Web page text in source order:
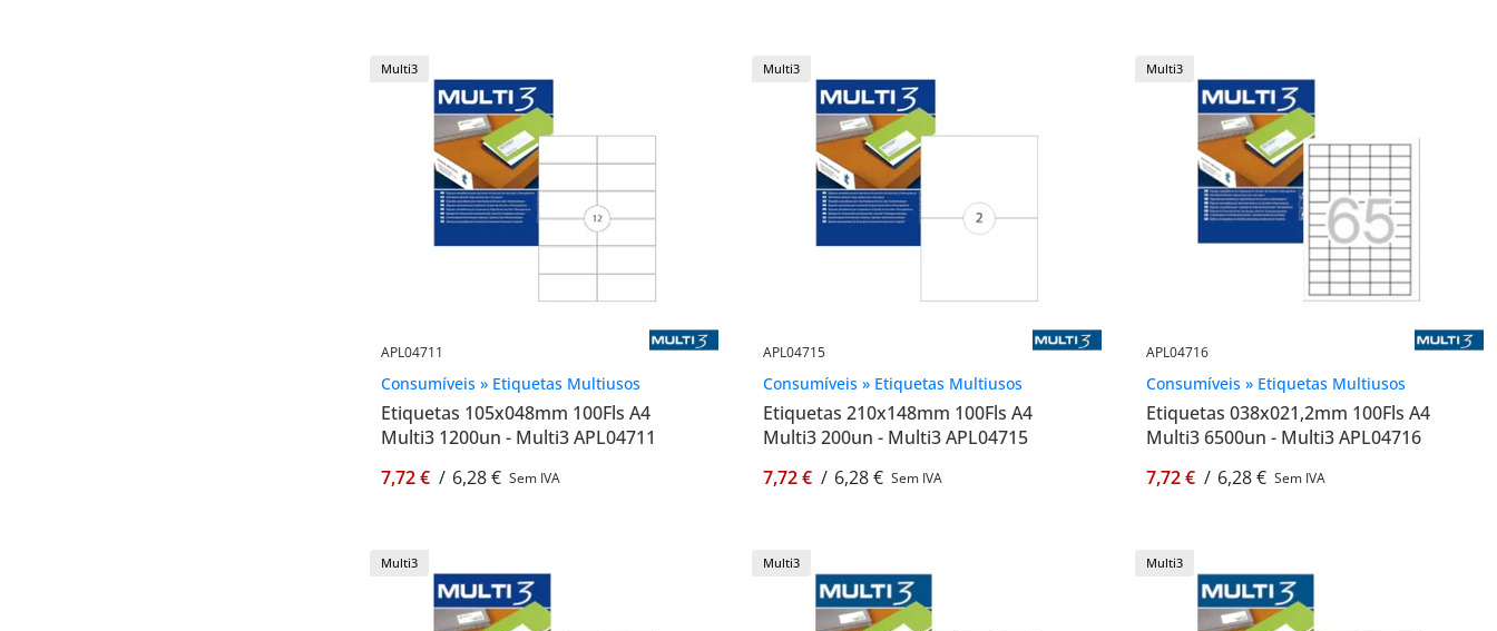
Multi3
APL04711
Consumíveis » Etiquetas Multiusos
Etiquetas 105x048mm 100Fls A4
Multi3 1200un - Multi3 APL04711
7,72 € / 6,28 € Sem IVA
Multi3
APL04715
Consumíveis » Etiquetas Multiusos
Etiquetas 210x148mm 100Fls A4
Multi3 200un - Multi3 APL04715
7,72 € / 6,28 € Sem IVA
Multi3
APL04716
Consumíveis » Etiquetas Multiusos
Etiquetas 038x021,2mm 100Fls A4
Multi3 6500un - Multi3 APL04716
7,72 € / 6,28 € Sem IVA
Multi3 Multi3 Multi3